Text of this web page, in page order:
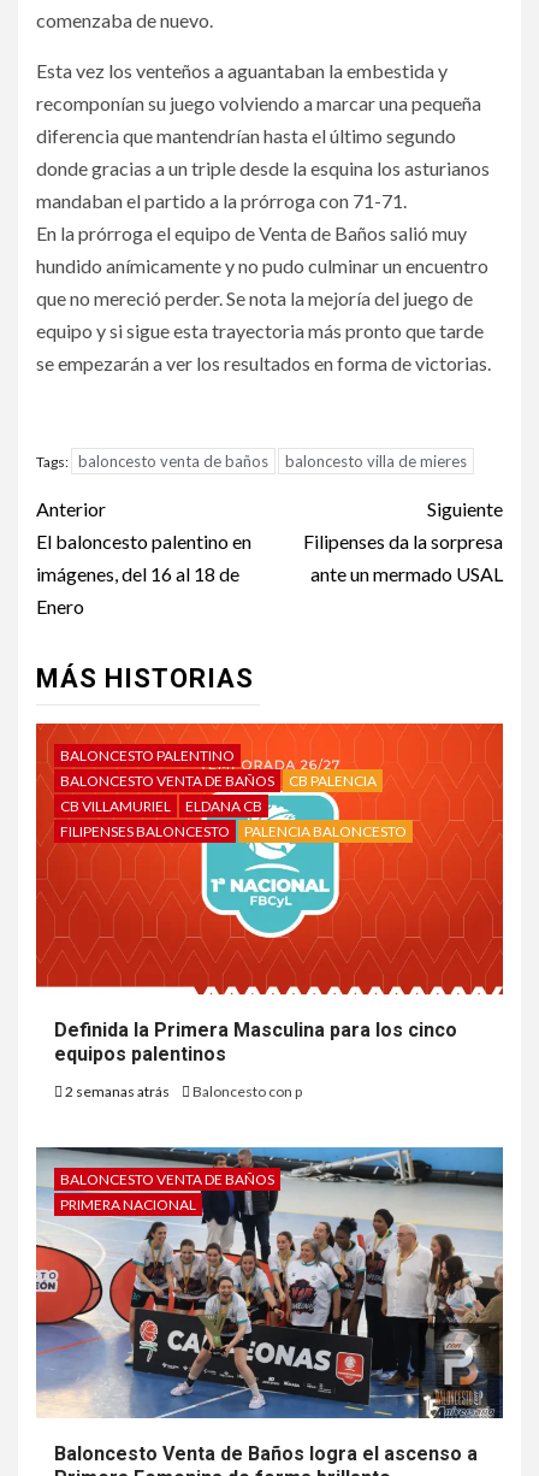
comenzaba de nuevo.
Esta vez los venteños a aguantaban la embestida y
recomponían su juego volviendo a marcar una pequeña
diferencia que mantendrían hasta el último segundo
donde gracias a un triple desde la esquina los asturianos
mandaban el partido a la prórroga con 71-71.
En la prórroga el equipo de Venta de Baños salió muy
hundido anímicamente y no pudo culminar un encuentro
que no mereció perder. Se nota la mejoría del juego de
equipo y si sigue esta trayectoria más pronto que tarde
se empezarán a ver los resultados en forma de victorias.
Tags: baloncesto venta de baños baloncesto villa de mieres
Anterior
El baloncesto palentino en
imágenes, del 16 al 18 de
Enero
Siguiente
Filipenses da la sorpresa
ante un mermado USAL
MÁS HISTORIAS
BALONCESTO PALENTINO
BALONCESTO VENTA DE BAÑOS
CB PALENCIA
CB VILLAMURIEL
ELDANA CB
FILIPENSES BALONCESTO
PALENCIA BALONCESTO
Definida la Primera Masculina para los cinco
equipos palentinos
2 semanas atrás Baloncesto con p
BALONCESTO VENTA DE BAÑOS
PRIMERA NACIONAL
Baloncesto Venta de Baños logra el ascenso a